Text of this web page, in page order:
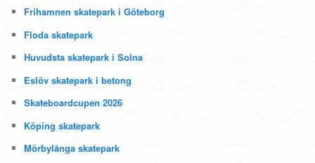
Frihamnen skatepark i Göteborg
Floda skatepark
Huvudsta skatepark i Solna
Eslöv skatepark i betong
Skateboardcupen 2026
Köping skatepark
Mörbylånga skatepark